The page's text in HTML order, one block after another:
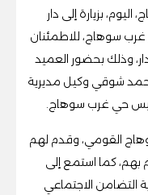
بزيارة إلى دار
غرب سوهاج، للاطمئنان
وذلك بحضور العميد
محمد شوقي وكيل مديرية
حي غرب سوهاج.
القومي، وقدم لهم
بهم، كما استمع إلى
التضامن الاجتماعي